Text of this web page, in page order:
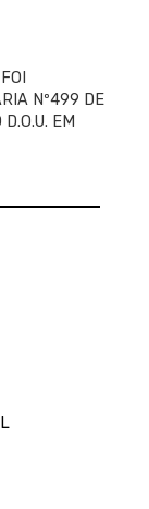
Nº499 DE
EM